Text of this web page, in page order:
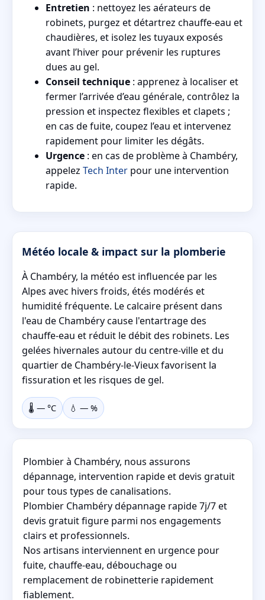
Entretien : nettoyez les aérateurs de
robinets, purgez et détartrez chauffe-eau et
chaudières, et isolez les tuyaux exposés
avant l’hiver pour prévenir les ruptures
dues au gel.
Conseil technique : apprenez à localiser et
fermer l’arrivée d’eau générale, contrôlez la
pression et inspectez flexibles et clapets ;
en cas de fuite, coupez l’eau et intervenez
rapidement pour limiter les dégâts.
Urgence : en cas de problème à Chambéry,
appelez Tech Inter pour une intervention
rapide.
Météo locale & impact sur la plomberie
À Chambéry, la météo est influencée par les
Alpes avec hivers froids, étés modérés et
humidité fréquente. Le calcaire présent dans
l'eau de Chambéry cause l'entartrage des
chauffe-eau et réduit le débit des robinets. Les
gelées hivernales autour du centre-ville et du
quartier de Chambéry-le-Vieux favorisent la
fissuration et les risques de gel.
🌡️ — °C 💧 — %
Plombier à Chambéry, nous assurons
dépannage, intervention rapide et devis gratuit
pour tous types de canalisations.
Plombier Chambéry dépannage rapide 7j/7 et
devis gratuit figure parmi nos engagements
clairs et professionnels.
Nos artisans interviennent en urgence pour
fuite, chauffe-eau, débouchage ou
remplacement de robinetterie rapidement
fiablement.